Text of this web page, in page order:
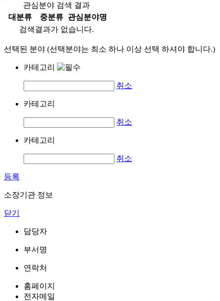
관심분야 검색 결과
대분류
중분류
관심분야명
검색결과가 없습니다.
선택된 분야 (선택분야는 최소 하나 이상 선택 하셔야 합니다.)
카테고리
취소
카테고리
취소
카테고리
취소
등록
소장기관 정보
닫기
담당자
부서명
연락처
홈페이지
전자메일